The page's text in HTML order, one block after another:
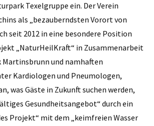
Texelgruppe ein. Der Verein
als „bezauberndsten Vorort von
seit 2012 in eine besondere Position
„NaturHeilKraft“ in Zusammenarbeit
und namhaften
Kardiologen und Pneumologen,
was Gäste in Zukunft suchen werden,
Gesundheitsangebot“ durch ein
Projekt“ mit dem „keimfreien Wasser